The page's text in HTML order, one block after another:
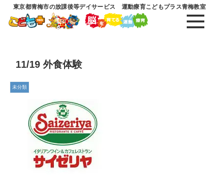
東京都青梅市の放課後等デイサービス 運動療育こどもプラス青梅教室
11/19 外食体験
未分類